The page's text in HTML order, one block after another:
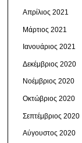
Απρίλιος 2021
Μάρτιος 2021
Ιανουάριος 2021
Δεκέμβριος 2020
Νοέμβριος 2020
Οκτώβριος 2020
Σεπτέμβριος 2020
Αύγουστος 2020